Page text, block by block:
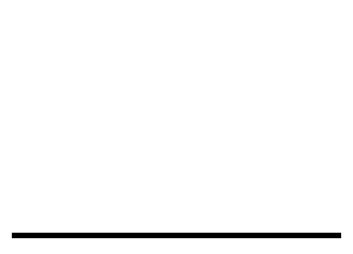
รับชมมิวสิกวิดีโอเพลง แฟนใหม่ใกล้ฉัน ได้ที่:https://youtu.b